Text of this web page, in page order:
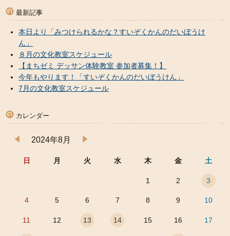
最新記事
本日より「みつけられるかな？すいぞくかんのだいぼうけ
ん」
８月の文化教室スケジュール
【まちゼミ デッサン体験教室 参加者募集！】
今年もやります！「すいぞくかんのだいぼうけん」
7月の文化教室スケジュール
カレンダー
2024年8月
日 月 火 水 木 金 土
1 2 3
4 5 6 7 8 9 10
11 12 13 14 15 16 17